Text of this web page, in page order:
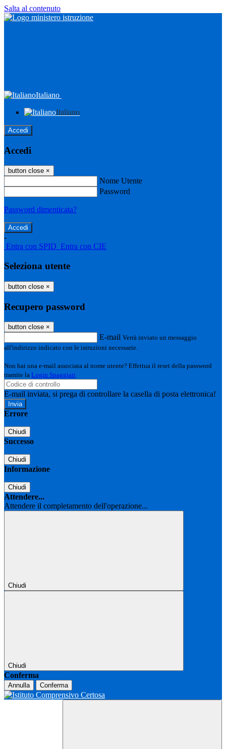
Salta al contenuto
Italiano
Italiano
Accedi
Accedi
button close ×
Nome Utente
Password
Password dimenticata?
-
Entra con SPID Entra con CIE
Seleziona utente
button close ×
Recupero password
button close ×
E-mail Verrà inviato un messaggio
all'indirizzo indicato con le istruzioni necessarie.
Non hai una e-mail associata al nome utente? Effettua il reset della password
tramite la Login Spaggiari
E-mail inviata, si prega di controllare la casella di posta elettronica!
Errore
Chiudi
Successo
Chiudi
Informazione
Chiudi
Attendere...
Attendere il completamento dell'operazione...
Chiudi
Chiudi
Conferma
Annulla Conferma